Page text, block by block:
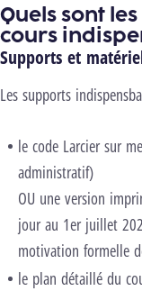
Quels sont
cours
Supports et
Les supports
le code Larcier sur
administratif)
OU une version
jour au 1er juillet
motivation formelle
le plan détaillé du